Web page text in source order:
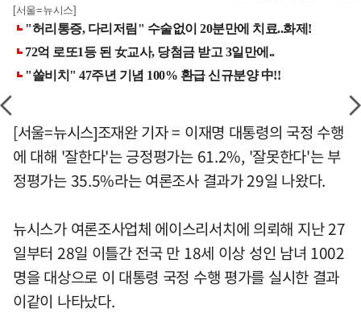
[서울=뉴시스]
[서울=뉴시스]조재완 기자 = 이재명 대통령의 국정 수행
에 대해 '잘한다'는 긍정평가는 61.2%, '잘못한다'는 부
정평가는 35.5%라는 여론조사 결과가 29일 나왔다.
뉴시스가 여론조사업체 에이스리서치에 의뢰해 지난 27
일부터 28일 이틀간 전국 만 18세 이상 성인 남녀 1002
명을 대상으로 이 대통령 국정 수행 평가를 실시한 결과
이같이 나타났다.